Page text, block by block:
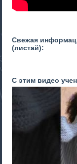
Свежая
(листай):
С этим видео